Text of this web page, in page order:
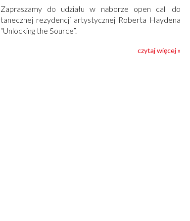
Zapraszamy do udziału w naborze open call do
tanecznej re­zy­den­cji ar­ty­stycz­nej Ro­ber­ta Hay­de­na
“Unloc­king the So­ur­ce”.
czytaj więcej »